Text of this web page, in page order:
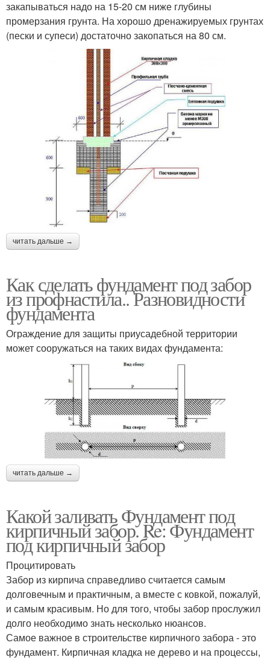
закапываться надо на 15-20 см ниже глубины
промерзания грунта. На хорошо дренажируемых грунтах
(пески и супеси) достаточно закопаться на 80 см.
читать дальше →
Как сделать фундамент под забор
из профнастила.. Разновидности
фундамента
Ограждение для защиты приусадебной территории
может сооружаться на таких видах фундамента:
читать дальше →
Какой заливать Фундамент под
кирпичный забор. Re: Фундамент
под кирпичный забор
Процитировать
Забор из кирпича справедливо считается самым
долговечным и практичным, а вместе с ковкой, пожалуй,
и самым красивым. Но для того, чтобы забор прослужил
долго необходимо знать несколько нюансов.
Самое важное в строительстве кирпичного забора - это
фундамент. Кирпичная кладка не дерево и на процессы,